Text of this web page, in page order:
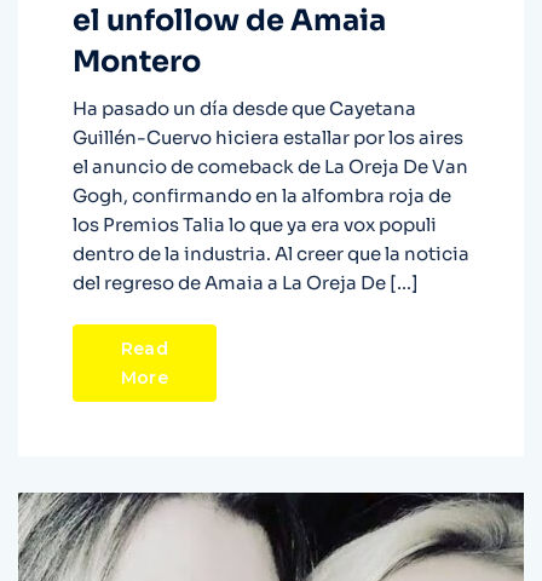
el unfollow de Amaia
Montero
Ha pasado un día desde que Cayetana
Guillén-Cuervo hiciera estallar por los aires
el anuncio de comeback de La Oreja De Van
Gogh, confirmando en la alfombra roja de
los Premios Talia lo que ya era vox populi
dentro de la industria. Al creer que la noticia
del regreso de Amaia a La Oreja De […]
Read
More